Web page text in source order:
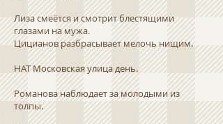
Лиза смеётся и смотрит блестящими
глазами на мужа.
Цицианов разбрасывает мелочь нищим.
НАТ Московская улица день.
Романова наблюдает за молодыми из
толпы.